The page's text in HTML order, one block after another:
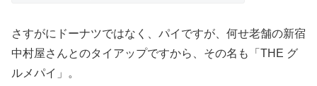
さすがにドーナツではなく、パイですが、何せ老舗の新宿
中村屋さんとのタイアップですから、その名も「THE グ
ルメパイ」。